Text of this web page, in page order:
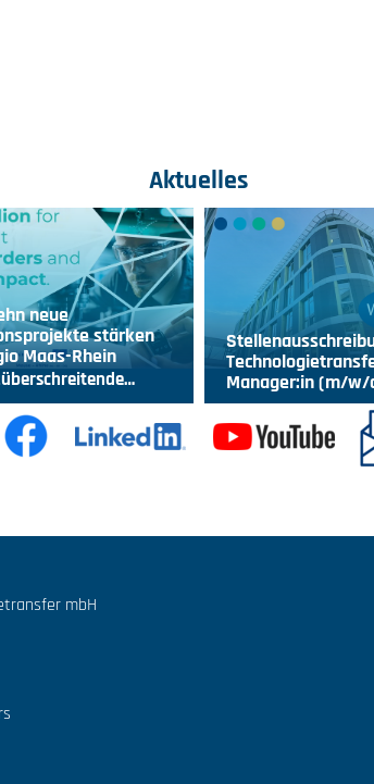
Aktuelles
neue
stärken
Maas-Rhein
Manager:in (m/w/
mbH